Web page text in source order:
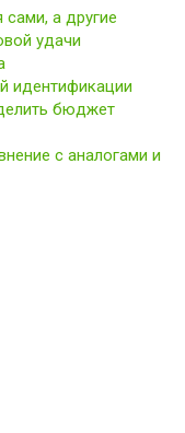
а другие
удачи
идентификации
бюджет
с аналогами и